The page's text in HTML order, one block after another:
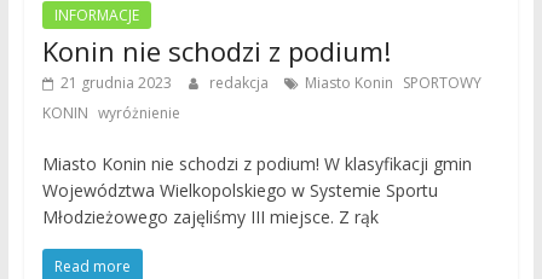
INFORMACJE
Konin nie schodzi z podium!
21 grudnia 2023 redakcja Miasto Konin SPORTOWY
KONIN wyróżnienie
Miasto Konin nie schodzi z podium! W klasyfikacji gmin
Województwa Wielkopolskiego w Systemie Sportu
Młodzieżowego zajęliśmy III miejsce. Z rąk
Read more